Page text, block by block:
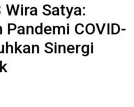
Satya:
Pandemi COVID-
Sinergi